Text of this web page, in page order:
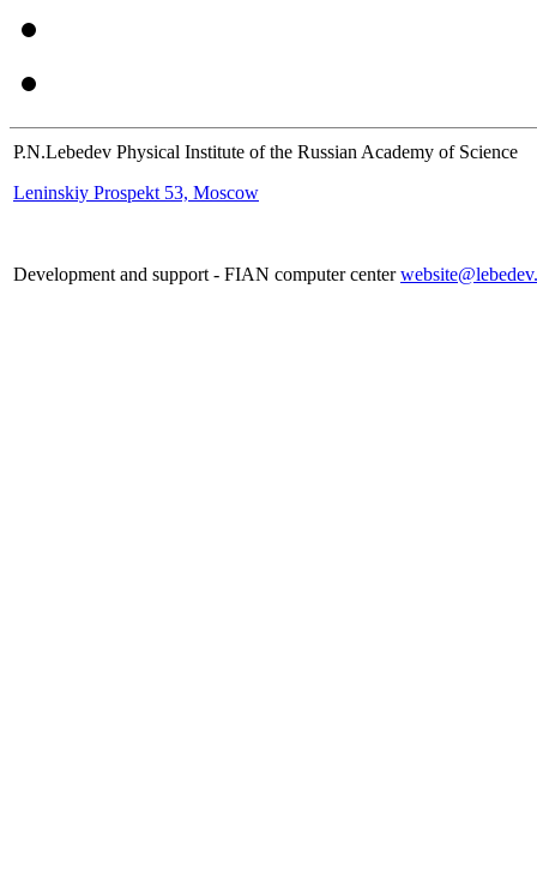
P.N.Lebedev Physical Institute of the Russian Academy of Science
Leninskiy Prospekt 53, Moscow
Development and support - FIAN computer center